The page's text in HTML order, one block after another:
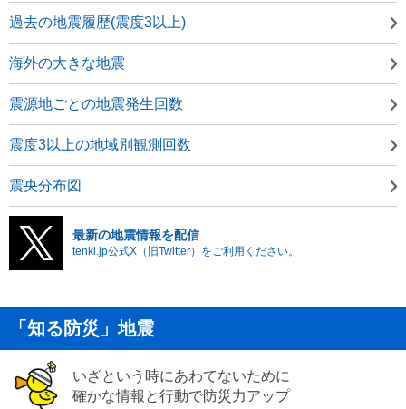
過去の地震履歴(震度3以上)
海外の大きな地震
震源地ごとの地震発生回数
震度3以上の地域別観測回数
震央分布図
最新の地震情報を配信
tenki.jp公式X（旧Twitter）をご利用ください。
「知る防災」地震
いざという時にあわてないために
確かな情報と行動で防災力アップ